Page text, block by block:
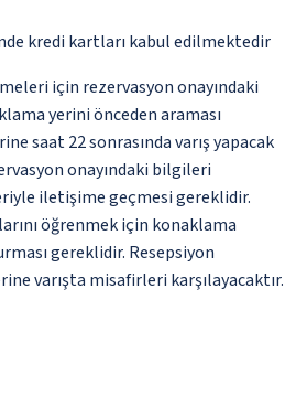
kredi kartları kabul edilmektedir
için rezervasyon onayındaki
yerini önceden araması
saat 22 sonrasında varış yapacak
onayındaki bilgileri
iletişime geçmesi gereklidir.
öğrenmek için konaklama
gereklidir. Resepsiyon
varışta misafirleri karşılayacaktır.